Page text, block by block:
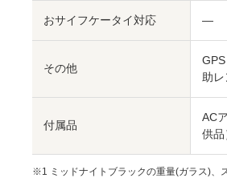
おサイフケータイ対応 ―
その他
助
付属品
AC
供品
※1 ミッドナイトブラックの重量(ガラス)、